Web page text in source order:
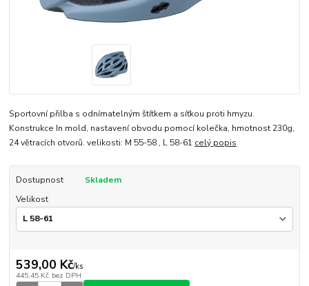
Sportovní přilba s odnímatelným štítkem a síťkou proti hmyzu.
Konstrukce In mold, nastavení obvodu pomocí kolečka, hmotnost 230g,
24 větracích otvorů. velikosti: M 55-58 , L 58-61 celý popis
Dostupnost
Skladem
Velikost
539,00 Kč/ks
445,45 Kč bez DPH